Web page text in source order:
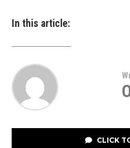
In this article:
CLICK